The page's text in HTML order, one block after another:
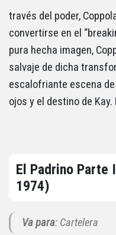
través del poder,
convertirse en el
pura hecha imagen,
salvaje de dicha
escalofriante escena
ojos y el destino de Kay.
El Padrino Parte
1974)
Va para: Cartelera